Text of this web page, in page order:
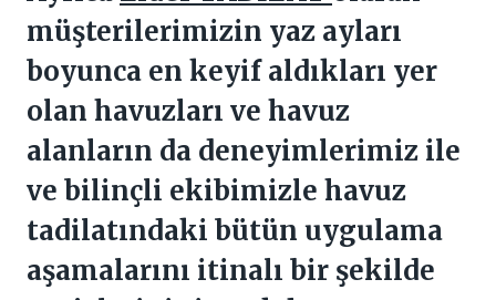
müşterilerimizin yaz ayları
boyunca en keyif aldıkları yer
olan havuzları ve havuz
alanların da deneyimlerimiz ile
ve bilinçli ekibimizle havuz
tadilatındaki bütün uygulama
aşamalarını itinalı bir şekilde